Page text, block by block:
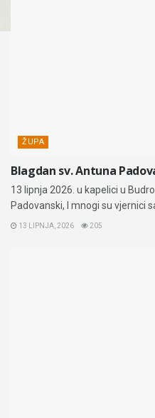
ŽUPA
Blagdan sv. Antuna
13 lipnja 2026. u kapelici u
Padovanski, I mnogi su vjernici
13 LIPNJA, 2026 205